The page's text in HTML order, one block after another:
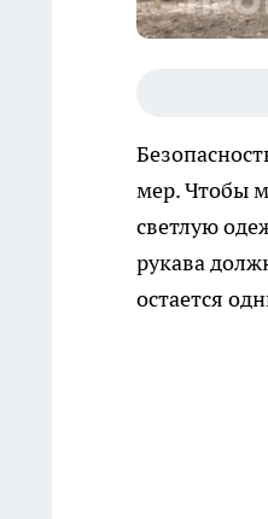
мер. Чтобы
светлую
рукава
остается